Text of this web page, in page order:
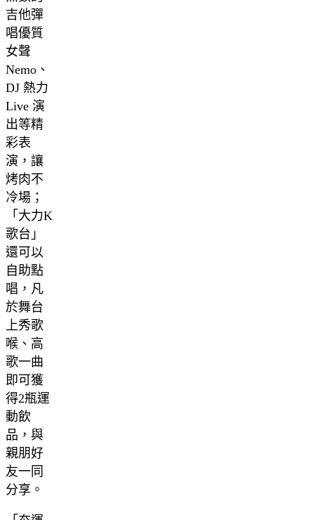
吉他彈
唱優質
女聲
Nemo、
DJ 熱力
Live 演
出等精
彩表
演，讓
烤肉不
冷場；
「大力K
歌台」
還可以
自助點
唱，凡
於舞台
上秀歌
喉、高
歌一曲
即可獲
得2瓶運
動飲
品，與
親朋好
友一同
分享。